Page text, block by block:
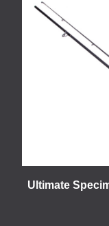
Ultimate